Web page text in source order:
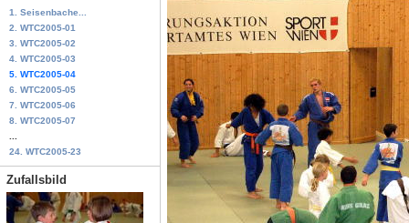
1. Seisenbache...
2. WTC2005-01
3. WTC2005-02
4. WTC2005-03
5. WTC2005-04
6. WTC2005-05
7. WTC2005-06
8. WTC2005-07
24. WTC2005-23
Zufallsbild